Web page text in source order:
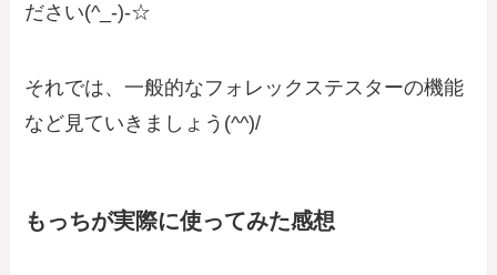
ださい(^_-)-☆
それでは、一般的なフォレックステスターの機能
など見ていきましょう(^^)/
もっちが実際に使ってみた感想